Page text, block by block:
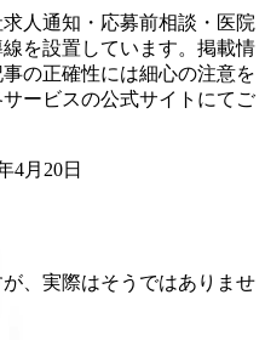
求人通知・応募前相談・医院
を設置しています。掲載情
の正確性には細心の注意を
ービスの公式サイトにてご
4月20日
、実際はそうではありませ